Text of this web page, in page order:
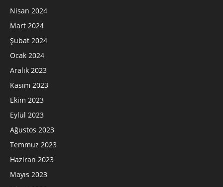
Nisan 2024
Mart 2024
Şubat 2024
Ocak 2024
Aralık 2023
Kasım 2023
Ekim 2023
Eylül 2023
Ağustos 2023
Temmuz 2023
Haziran 2023
Mayıs 2023